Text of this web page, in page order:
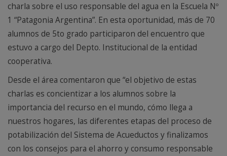
charla sobre el uso responsable del agua en la Escuela Nº
1 “Patagonia Argentina”. En esta oportunidad, más de 70
alumnos de 5to grado participaron del encuentro que
estuvo a cargo del Depto. Institucional de la entidad
cooperativa.
Desde el área comentaron que “el objetivo de estas
charlas es concientizar a los alumnos sobre la
importancia del recurso en el mundo, cómo llega a
nuestros hogares, las diferentes etapas del proceso de
potabilización del Sistema de Acueductos y finalizamos
con los consejos para el ahorro y consumo responsable